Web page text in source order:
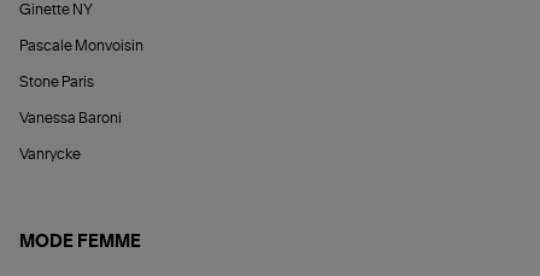
Ginette NY
Pascale Monvoisin
Stone Paris
Vanessa Baroni
Vanrycke
MODE FEMME